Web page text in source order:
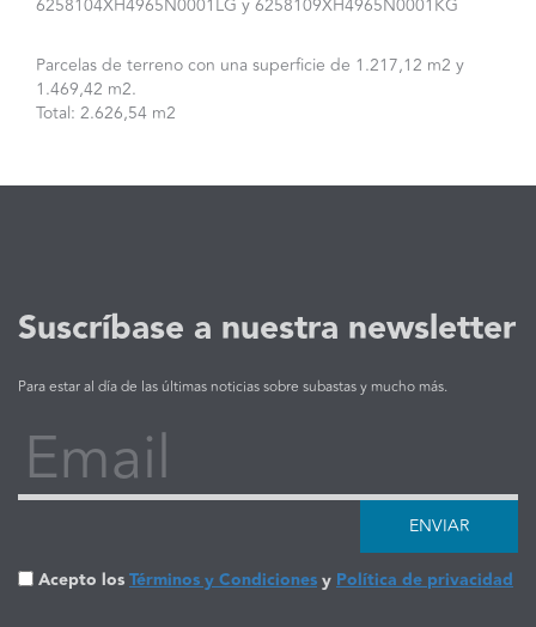
6258104XH4965N0001LG y 6258109XH4965N0001KG
Parcelas de terreno con una superficie de 1.217,12 m2 y
1.469,42 m2.
Total: 2.626,54 m2
Suscríbase a nuestra newsletter
Para estar al día de las últimas noticias sobre subastas y mucho más.
Email
ENVIAR
Acepto losTérminos y CondicionesyPolítica de privacidad